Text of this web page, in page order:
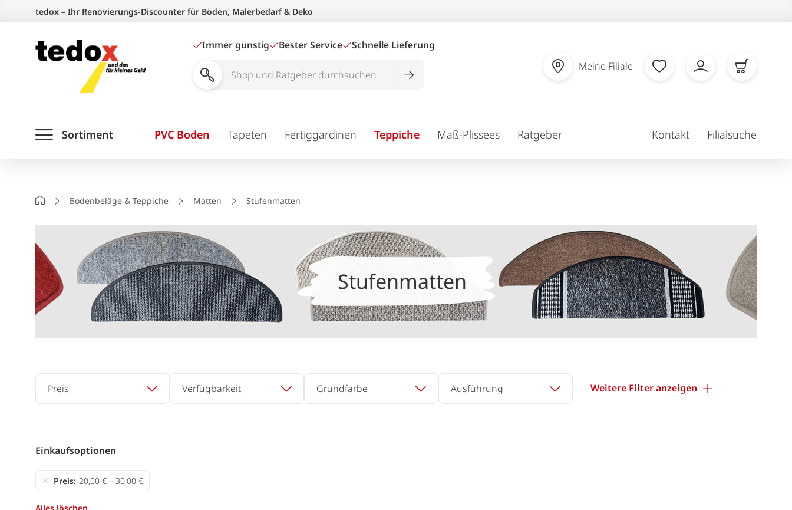
springen
tedox – Ihr Renovierungs-Discounter für Böden, Malerbedarf & Deko
Immer günstig Bester Service Schnelle Lieferung
Shop
durchsuchen
Meine Filiale
Sortiment PVC Boden Tapeten Fertiggardinen Teppiche Maß-Plissees Ratgeber Kontakt Filialsuche
StartseiteBodenbeläge & Teppiche Matten Stufenmatten
Stufenmatten
Preis Verfügbarkeit Grundfarbe Ausführung Weitere Filter anzeigen
Einkaufsoptionen
Preis 20,00 € – 30,00 €